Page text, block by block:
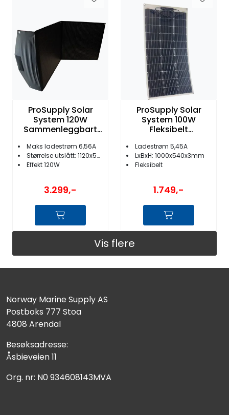
ProSupply Solar
System 120W
Sammenleggbart
Maks ladestrøm 6,56A
Størrelse utslått: 1120x590mm
Effekt 120W
3.299,-
ProSupply Solar
System 100W
Fleksibelt
Budget
Ladestrøm 5,45A
LxBxH: 1000x540x3mm
Fleksibelt
1.749,-
Vis flere
Norway Marine Supply AS
Postboks 777 Stoa
4808 Arendal
Besøksadresse:
Åsbieveien 11
Org. nr: N0 934608143MVA